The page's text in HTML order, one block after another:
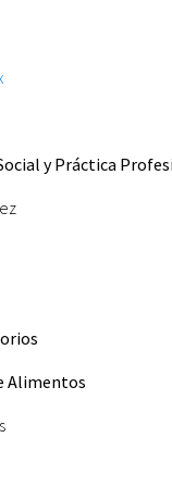
y Práctica
Alimentos